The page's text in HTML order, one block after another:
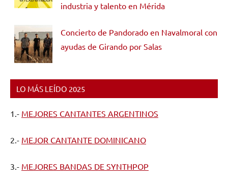
industria y talento en Mérida
Concierto de Pandorado en Navalmoral con
ayudas de Girando por Salas
LO MÁS LEÍDO 2025
1.- MEJORES CANTANTES ARGENTINOS
2.- MEJOR CANTANTE DOMINICANO
3.- MEJORES BANDAS DE SYNTHPOP